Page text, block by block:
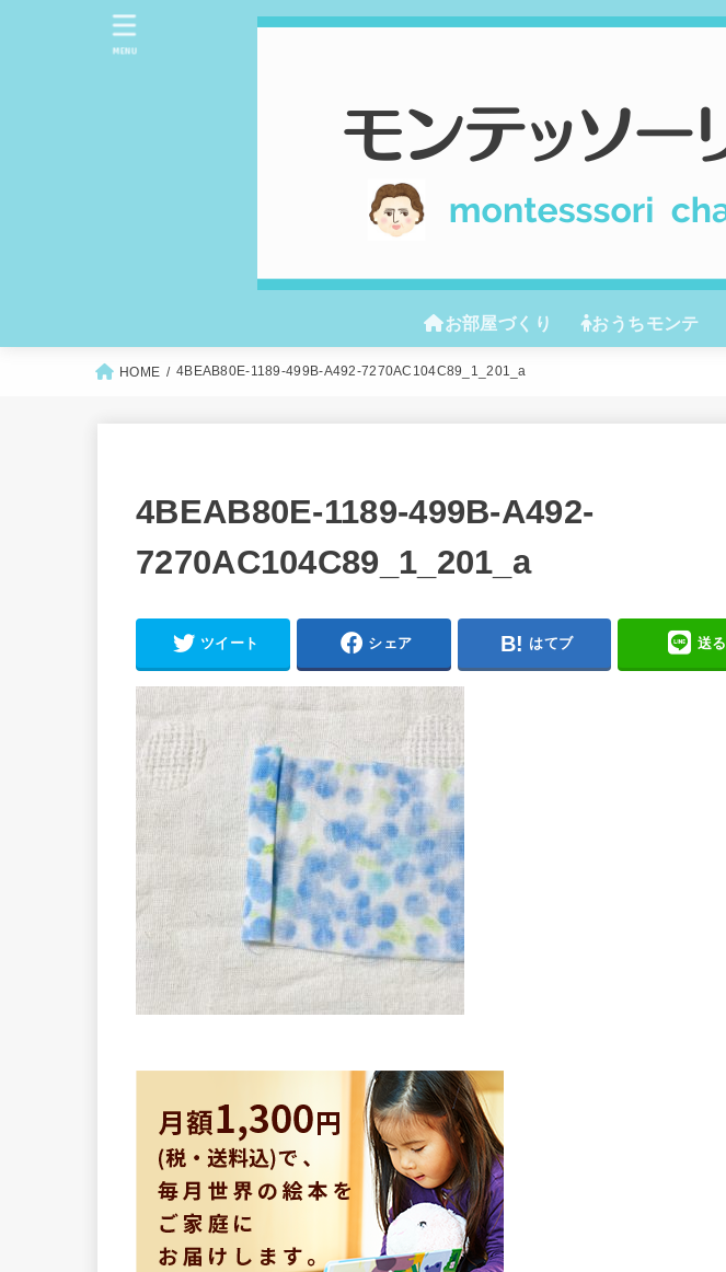
お部屋づくり おうちモンテ
MENU
HOME 4BEAB80E-1189-499B-A492-7270AC104C89_1_201_a
4BEAB80E-1189-499B-A492-
7270AC104C89_1_201_a
ツイート シェア はてブ 送る